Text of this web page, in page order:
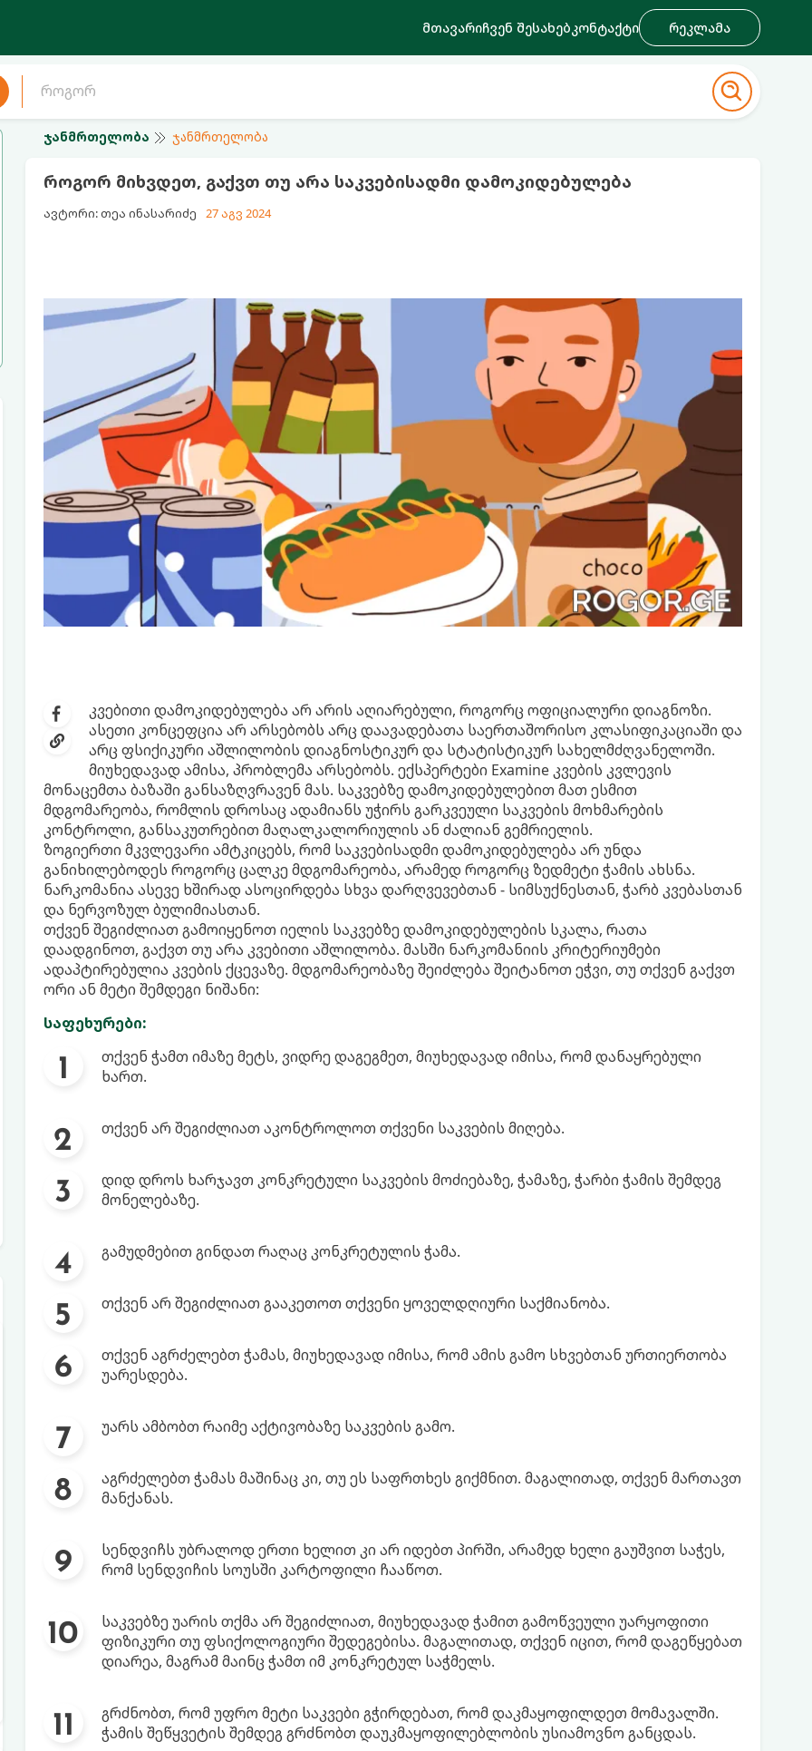
მთავარიჩვენ შესახებკონტაქტი რეკლამა
ჯანმრთელობა ჯანმრთელობა
როგორ მიხვდეთ, გაქვთ თუ არა საკვებისადმი დამოკიდებულება
ავტორი: თეა ინასარიძე 27 აგვ 2024
კვებითი დამოკიდებულება არ არის აღიარებული, როგორც ოფიციალური დიაგნოზი.
ასეთი კონცეფცია არ არსებობს არც დაავადებათა საერთაშორისო კლასიფიკაციაში და
არც ფსიქიკური აშლილობის დიაგნოსტიკურ და სტატისტიკურ სახელმძღვანელოში.
მიუხედავად ამისა, პრობლემა არსებობს. ექსპერტები Examine კვების კვლევის
მონაცემთა ბაზაში განსაზღვრავენ მას. საკვებზე დამოკიდებულებით მათ ესმით
მდგომარეობა, რომლის დროსაც ადამიანს უჭირს გარკვეული საკვების მოხმარების
კონტროლი, განსაკუთრებით მაღალკალორიულის ან ძალიან გემრიელის.
ზოგიერთი მკვლევარი ამტკიცებს, რომ საკვებისადმი დამოკიდებულება არ უნდა
განიხილებოდეს როგორც ცალკე მდგომარეობა, არამედ როგორც ზედმეტი ჭამის ახსნა.
ნარკომანია ასევე ხშირად ასოცირდება სხვა დარღვევებთან - სიმსუქნესთან, ჭარბ კვებასთან
და ნერვოზულ ბულიმიასთან.
თქვენ შეგიძლიათ გამოიყენოთ იელის საკვებზე დამოკიდებულების სკალა, რათა
დაადგინოთ, გაქვთ თუ არა კვებითი აშლილობა. მასში ნარკომანიის კრიტერიუმები
ადაპტირებულია კვების ქცევაზე. მდგომარეობაზე შეიძლება შეიტანოთ ეჭვი, თუ თქვენ გაქვთ
ორი ან მეტი შემდეგი ნიშანი:
საფეხურები:
თქვენ ჭამთ იმაზე მეტს, ვიდრე დაგეგმეთ, მიუხედავად იმისა, რომ დანაყრებული
ხართ.
თქვენ არ შეგიძლიათ აკონტროლოთ თქვენი საკვების მიღება.
დიდ დროს ხარჯავთ კონკრეტული საკვების მოძიებაზე, ჭამაზე, ჭარბი ჭამის შემდეგ
მონელებაზე.
გამუდმებით გინდათ რაღაც კონკრეტულის ჭამა.
თქვენ არ შეგიძლიათ გააკეთოთ თქვენი ყოველდღიური საქმიანობა.
თქვენ აგრძელებთ ჭამას, მიუხედავად იმისა, რომ ამის გამო სხვებთან ურთიერთობა
უარესდება.
უარს ამბობთ რაიმე აქტივობაზე საკვების გამო.
აგრძელებთ ჭამას მაშინაც კი, თუ ეს საფრთხეს გიქმნით. მაგალითად, თქვენ მართავთ
მანქანას.
სენდვიჩს უბრალოდ ერთი ხელით კი არ იდებთ პირში, არამედ ხელი გაუშვით საჭეს,
რომ სენდვიჩის სოუსში კარტოფილი ჩააწოთ.
საკვებზე უარის თქმა არ შეგიძლიათ, მიუხედავად ჭამით გამოწვეული უარყოფითი
ფიზიკური თუ ფსიქოლოგიური შედეგებისა. მაგალითად, თქვენ იცით, რომ დაგეწყებათ
დიარეა, მაგრამ მაინც ჭამთ იმ კონკრეტულ საჭმელს.
გრძნობთ, რომ უფრო მეტი საკვები გჭირდებათ, რომ დაკმაყოფილდეთ მომავალში.
ჭამის შეწყვეტის შემდეგ გრძნობთ დაუკმაყოფილებლობის უსიამოვნო განცდას.